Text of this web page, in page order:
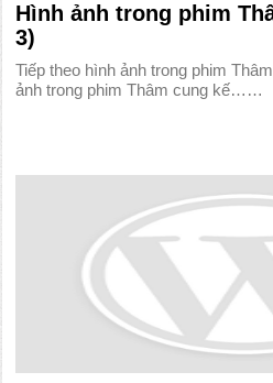
Hình ảnh trong phim
3)
Tiếp theo hình ảnh trong phim
ảnh trong phim Thâm cung kế……